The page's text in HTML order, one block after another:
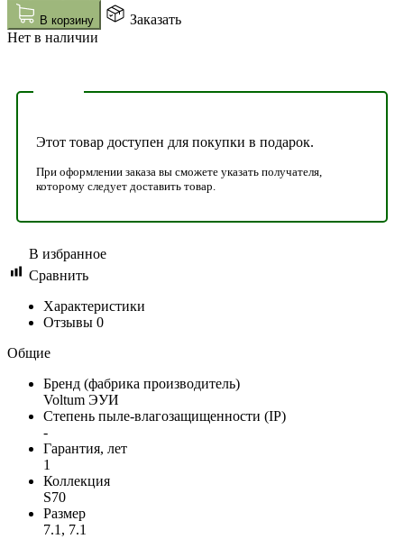
В корзину
Заказать
Нет в наличии
Этот товар доступен для покупки в подарок.
При оформлении заказа вы сможете указать получателя,
которому следует доставить товар.
В избранное
Сравнить
Характеристики
Отзывы 0
Общие
Бренд (фабрика производитель)
Voltum ЭУИ
Степень пыле-влагозащищенности (IP)
-
Гарантия, лет
1
Коллекция
S70
Размер
7.1, 7.1